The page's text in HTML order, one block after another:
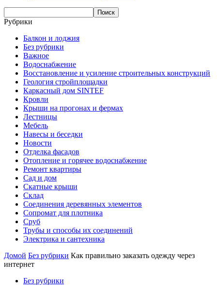
Рубрики
Балкон и лоджия
Без рубрики
Важное
Водоснабжение
Восстановление и усиление строительных конструкций
Геология стройплощадки
Каркасный дом SINTEF
Кровли
Крыши на прогонах и фермах
Лестницы
Мебель
Навесы и беседки
Новости
Отделка фасадов
Отопление и горячее водоснабжение
Ремонт квартиры
Сад и дом
Скатные крыши
Склад
Соединения деревянных элементов
Сопромат для плотника
Сруб
Трубы и способы их соединений
Электрика и сантехника
Домой Без рубрики Как правильно заказать одежду через
интернет
Без рубрики